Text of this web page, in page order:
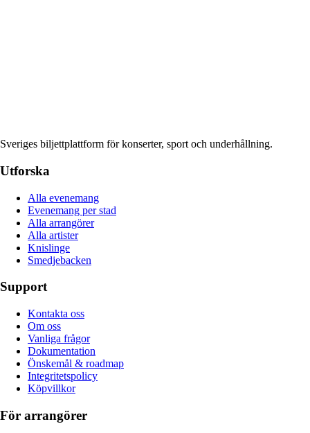
Sveriges biljettplattform för konserter, sport och underhållning.
Utforska
Alla evenemang
Evenemang per stad
Alla arrangörer
Alla artister
Knislinge
Smedjebacken
Support
Kontakta oss
Om oss
Vanliga frågor
Dokumentation
Önskemål & roadmap
Integritetspolicy
Köpvillkor
För arrangörer